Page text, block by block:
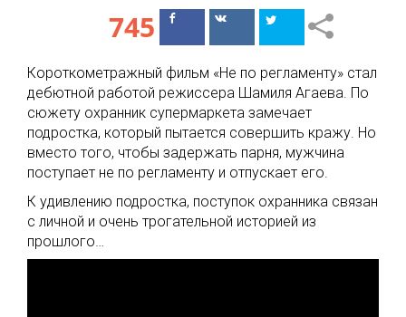
745
ПоделитьсяПоделиться
Короткометражный фильм «Не по регламенту» стал
дебютной работой режиссера Шамиля Агаева. По
сюжету охранник супермаркета замечает
подростка, который пытается совершить кражу. Но
вместо того, чтобы задержать парня, мужчина
поступает не по регламенту и отпускает его.
К удивлению подростка, поступок охранника связан
с личной и очень трогательной историей из
прошлого…